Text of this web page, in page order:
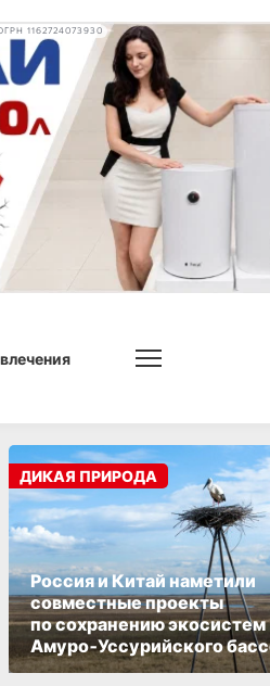
1162724073930
Россия и Китай наметили
совместные проекты
по сохранению экосистем
Амуро‑Уссурийского
ДИКАЯ ПРИРОДА